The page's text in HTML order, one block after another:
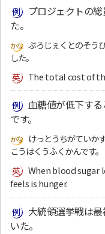
プロジェクトの
た。
ぷろじぇくとのそう
した。
The total cost of
血糖値が低下す
です。
けっとうちがていか
こうはくうふくかんです。
When blood sugar
feels is hunger.
大統領選挙戦は
いた。